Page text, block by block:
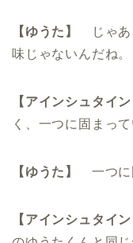
【ゆうた】
じゃ
味じゃないんだね。
【アインシュタイ
く、一つに固まっ
【ゆうた】 一つ
【アインシュタイ